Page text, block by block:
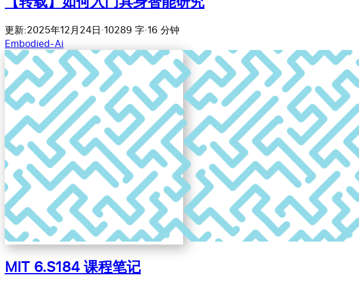
更新:2025年12月24日·10289 字·16 分钟
Embodied-Ai
MIT 6.S184 课程笔记